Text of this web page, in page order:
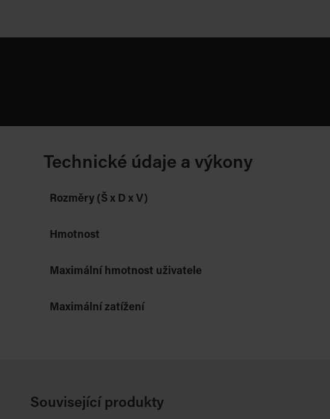
Technické údaje a výkony
Rozměry (Š x D x V)
Hmotnost
Maximální hmotnost uživatele
Maximální zatížení
Související produkty